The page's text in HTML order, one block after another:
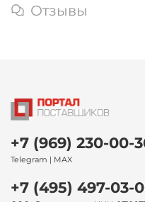
Отзывы
+7 (969) 230-00-
Telegram | MAX
+7 (495) 497-03-